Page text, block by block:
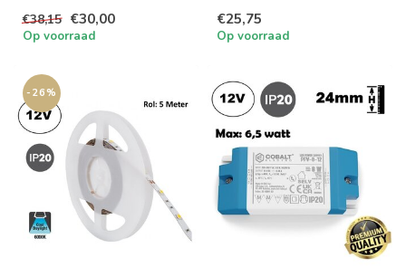
€38,15 €30,00
Op voorraad
Techniek! Leverba...
€25,75
Op voorraad
-26%